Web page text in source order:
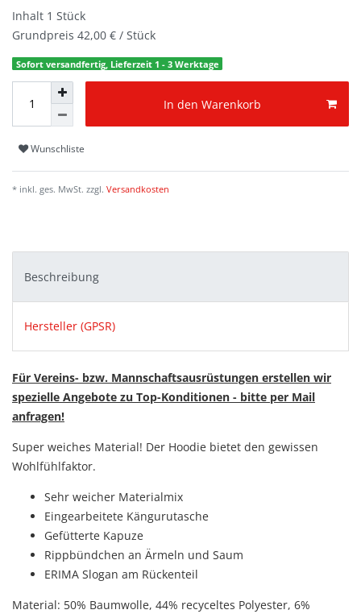
Inhalt 1 Stück
Grundpreis 42,00 € / Stück
Sofort versandfertig, Lieferzeit 1 - 3 Werktage
In den Warenkorb
Wunschliste
* inkl. ges. MwSt. zzgl. Versandkosten
Beschreibung
Hersteller (GPSR)
Für Vereins- bzw. Mannschaftsausrüstungen erstellen wir
spezielle Angebote zu Top-Konditionen - bitte per Mail
anfragen!
Super weiches Material! Der Hoodie bietet den gewissen
Wohlfühlfaktor.
Sehr weicher Materialmix
Eingearbeitete Kängurutasche
Gefütterte Kapuze
Rippbündchen an Ärmeln und Saum
ERIMA Slogan am Rückenteil
Material: 50% Baumwolle, 44% recyceltes Polyester, 6%